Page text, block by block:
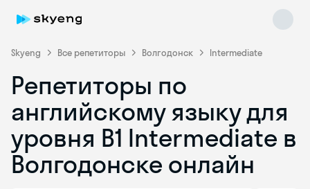
Skyeng Все репетиторы Волгодонск Intermediate
Репетиторы по
английскому языку для
уровня B1 Intermediate в
Волгодонске онлайн
Skyeng Chat